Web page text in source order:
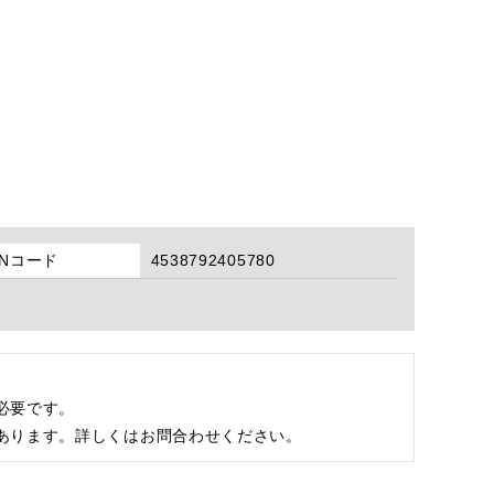
コード 4538792405780
です。
ます。詳しくはお問合わせください。